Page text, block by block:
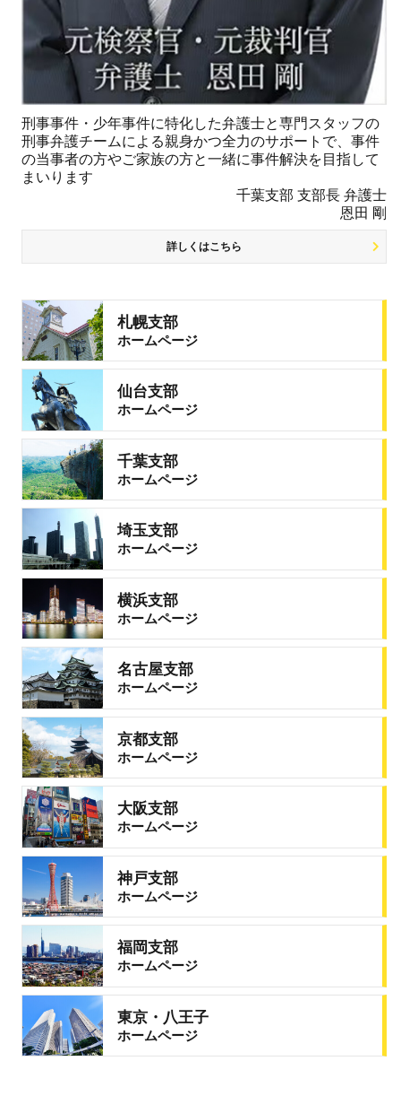
刑事事件・少年事件に特化した弁護士と専門スタッフの
刑事弁護チームによる親身かつ全力のサポートで、事件
の当事者の方やご家族の方と一緒に事件解決を目指して
まいります
千葉支部 支部長 弁護士
恩田 剛
詳しくはこちら
札幌支部
ホームページ
仙台支部
ホームページ
千葉支部
ホームページ
埼玉支部
ホームページ
横浜支部
ホームページ
名古屋支部
ホームページ
京都支部
ホームページ
大阪支部
ホームページ
神戸支部
ホームページ
福岡支部
ホームページ
東京・八王子
ホームページ